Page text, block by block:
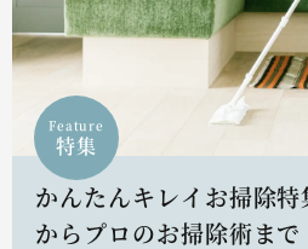
Feature
特集
かんたんキレイお掃除
からプロのお掃除術まで